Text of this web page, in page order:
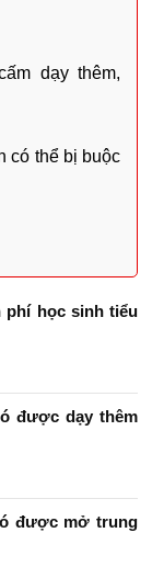
dạy thêm,
có thể bị buộc
phí học sinh tiểu
được dạy thêm
được mở trung